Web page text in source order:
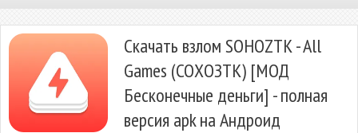
Скачать взлом SOHOZTK - All
Games (СОХОЗТК) [МОД
Бесконечные деньги] - полная
версия apk на Андроид